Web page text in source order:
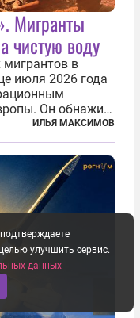
Мигранты
чистую воду
в
июля 2026 года
Он обнажил
Евросоюза,
политика ЕС
ИЛЬЯ МАКСИМОВ
улучшить сервис.
данных